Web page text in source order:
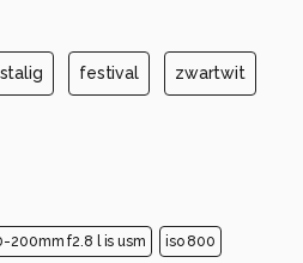
festival zwartwit
200mm f2.8 l is usm iso 800